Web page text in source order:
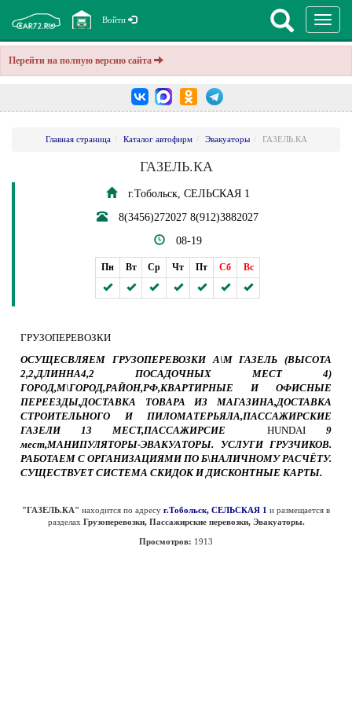
Перейти на полную версию сайта
Войти
Главная страница Каталог автофирм Эвакуаторы ГАЗЕЛЬ.КА
ГАЗЕЛЬ.КА
г.Тобольск, СЕЛЬСКАЯ 1
8(3456)272027 8(912)3882027
08-19
Пн Вт Ср Чт Пт Сб Вс
ГРУЗОПЕРЕВОЗКИ
ОСУЩЕСВЛЯЕМ ГРУЗОПЕРЕВОЗКИ А\М ГАЗЕЛЬ (ВЫСОТА
2,2,ДЛИННА4,2 ПОСАДОЧНЫХ МЕСТ 4)
ГОРОД,М\ГОРОД,РАЙОН,РФ,КВАРТИРНЫЕ И ОФИСНЫЕ
ПЕРЕЕЗДЫ,ДОСТАВКА ТОВАРА ИЗ МАГАЗИНА,ДОСТАВКА
СТРОИТЕЛЬНОГО И ПИЛОМАТЕРЬЯЛА,ПАССАЖИРСКИЕ
ГАЗЕЛИ 13 МЕСТ,ПАССАЖИРСИЕ
HUNDAI9
мест,МАНИПУЛЯТОРЫ-ЭВАКУАТОРЫ. УСЛУГИ ГРУЗЧИКОВ.
РАБОТАЕМ С ОРГАНИЗАЦИЯМИ ПО Б\НАЛИЧНОМУ РАСЧЁТУ.
СУЩЕСТВУЕТ СИСТЕМА СКИДОК И ДИСКОНТНЫЕ КАРТЫ.
"ГАЗЕЛЬ.КА" находится по адресу г.Тобольск, СЕЛЬСКАЯ 1 и размещается в
разделах Грузоперевозки, Пассажирские перевозки, Эвакуаторы.
Просмотров: 1913